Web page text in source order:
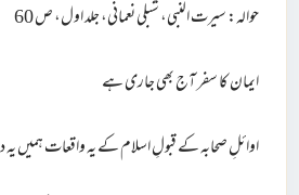
حوالہ: سیرت النبی، شبلی نعمانی، جلد اول، ص 60
ایمان کا سفر آج بھی جاری ہے
اوائلِ صحابہ کے قبولِ اسلام کے یہ واقعات ہمیں